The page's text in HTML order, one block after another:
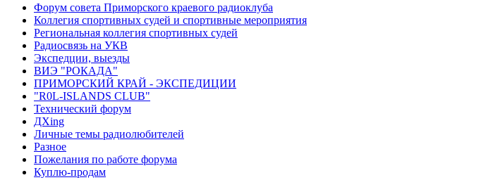
Форум совета Приморского краевого радиоклуба
Коллегия спортивных судей и спортивные мероприятия
Региональная коллегия спортивных судей
Радиосвязь на УКВ
Экспедции, выезды
ВИЭ "РОКАДА"
ПРИМОРСКИЙ КРАЙ - ЭКСПЕДИЦИИ
"R0L-ISLANDS CLUB"
Технический форум
ДХing
Личные темы радиолюбителей
Разное
Пожелания по работе форума
Куплю-продам